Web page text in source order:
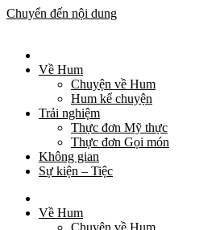
Chuyển đến nội dung
Về Hum
Chuyện về Hum
Hum kể chuyện
Trải nghiệm
Thực đơn Mỹ thực
Thực đơn Gọi món
Không gian
Sự kiện – Tiệc
Về Hum
Chuyện về Hum